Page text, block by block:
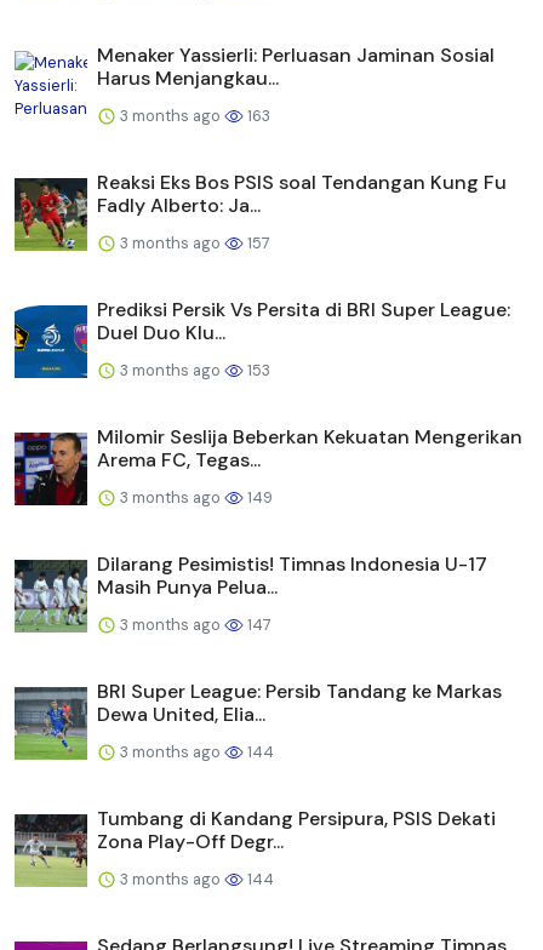
Menaker Yassierli: Perluasan Jaminan Sosial
Harus Menjangkau...
3 months ago 163
Reaksi Eks Bos PSIS soal Tendangan Kung Fu
Fadly Alberto: Ja...
3 months ago 157
Prediksi Persik Vs Persita di BRI Super League:
Duel Duo Klu...
3 months ago 153
Milomir Seslija Beberkan Kekuatan Mengerikan
Arema FC, Tegas...
3 months ago 149
Dilarang Pesimistis! Timnas Indonesia U-17
Masih Punya Pelua...
3 months ago 147
BRI Super League: Persib Tandang ke Markas
Dewa United, Elia...
3 months ago 144
Tumbang di Kandang Persipura, PSIS Dekati
Zona Play-Off Degr...
3 months ago 144